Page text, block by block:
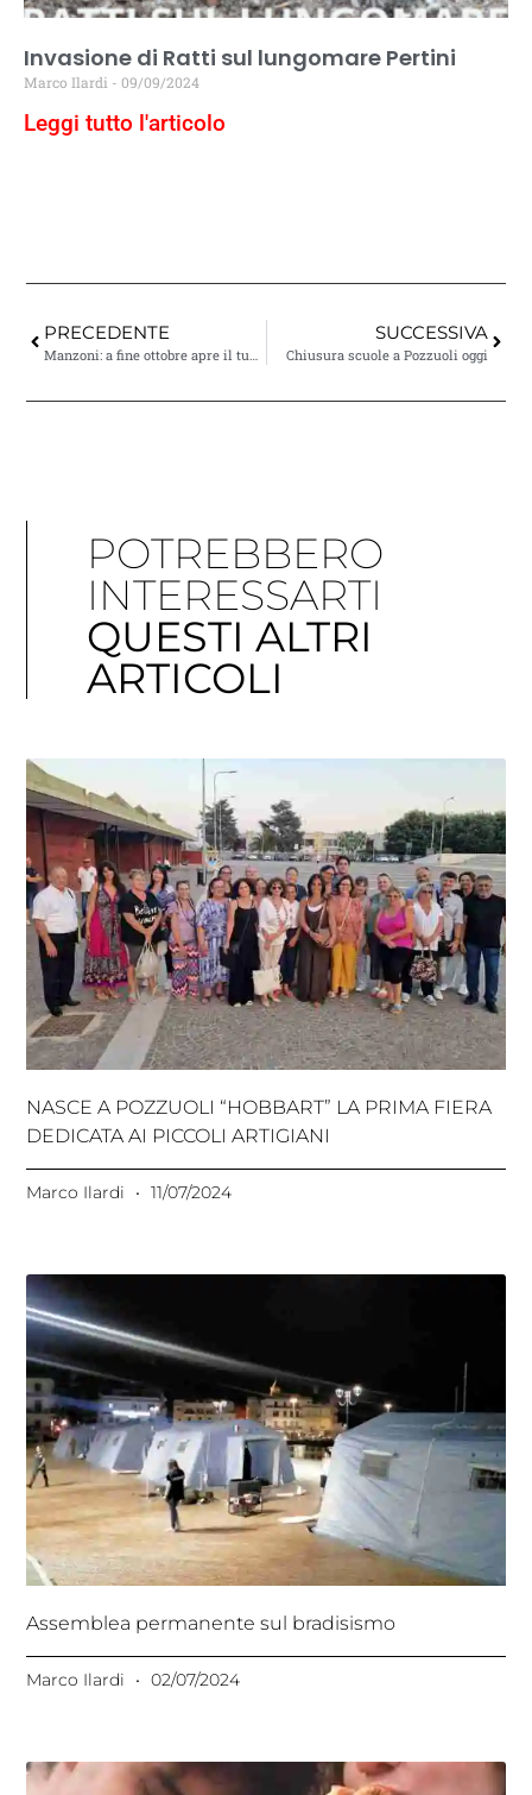
Invasione di Ratti sul lungomare Pertini
Marco Ilardi 09/09/2024
Leggi tutto l'articolo
PRECEDENTE SUCCESSIVA
Chiusura scuole a Pozzuoli oggi
POTREBBERO
INTERESSARTI
QUESTI ALTRI
ARTICOLI
NASCE A POZZUOLI “HOBBART” LA PRIMA FIERA
DEDICATA AI PICCOLI ARTIGIANI
Marco Ilardi 11/07/2024
Assemblea permanente sul bradisismo
Marco Ilardi 02/07/2024